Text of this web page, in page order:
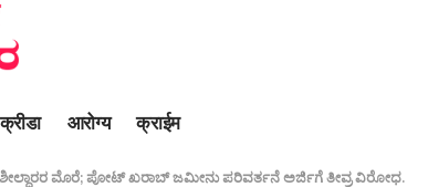
क्रीडा आरोग्य क्राईम
ತಹಶೀಲ್ದಾರರ ಮೊರೆ; ಪೋಟ್ ಖರಾಬ್ ಜಮೀನು ಪರಿವರ್ತನೆ ಅರ್ಜಿಗೆ ತೀವ್ರ ವಿರೋಧ.